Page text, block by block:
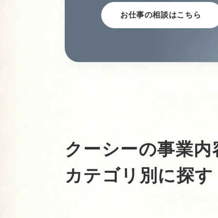
お仕事の相談はこちら
クーシーの事業内
カテゴリ別に探す